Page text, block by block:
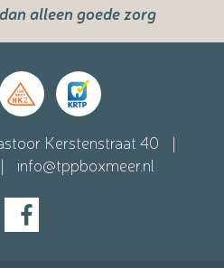
alleen goede zorg
Kerstenstraat 40
info@tppboxmeer.nl